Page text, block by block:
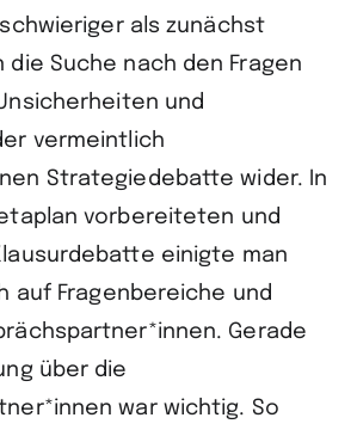
als zunächst
die Suche nach den Fragen
und
vermeintlich
Strategiedebatte wider. In
vorbereiteten und
einigte man
auf Fragenbereiche und
Gerade
über die
war wichtig. So